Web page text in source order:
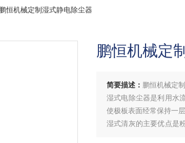
恒机械定制湿式静电除尘器
鹏恒机械定
简要描述： 鹏恒机械定
湿式电除尘器是利用水
使极板表面经常保持一
湿式清灰的主要优点是